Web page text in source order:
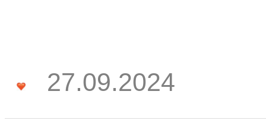
27.09.2024